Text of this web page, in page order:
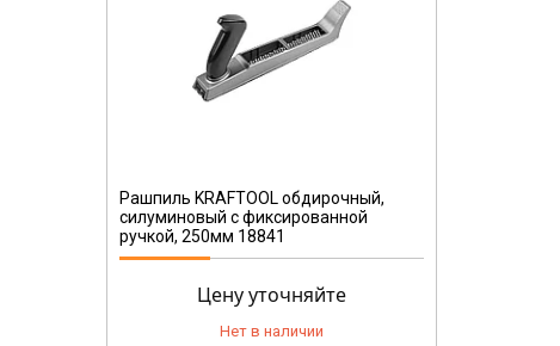
Рашпиль KRAFTOOL обдирочный,
силуминовый с фиксированной
ручкой, 250мм 18841
Цену уточняйте
Нет в наличии